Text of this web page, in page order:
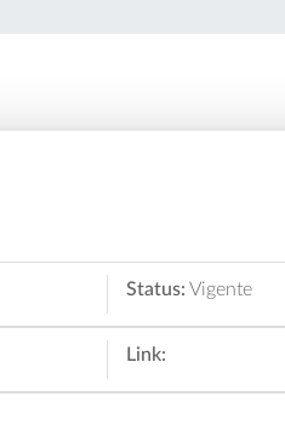
Status: Vigente
Link: